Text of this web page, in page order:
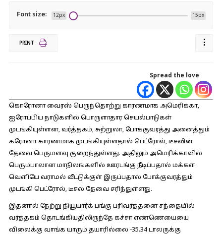
Font size: 12px 15px
PRINT
Spread the love
கொரோனா வைரஸ் பெருந்தொற்று காரணமாக அமெரிக்கா,
ஐரோப்பிய நாடுகளில் பொருளாதார செயல்பாடுகள்
முடங்கியுள்ளன, வர்த்தகம், சுற்றுலா, போக்குவரத்து அனைத்தும்
கரோனா காரணமாக முடங்கியுள்ளதால் பெட்ரோல், டீசலின்
தேவை பெருமளவு குறைந்துள்ளது. அதிலும் அமெரிக்காவில்
பெரும்பாலான மாநிலங்களில் ஊரடங்கு நீடிப்பதால் மக்கள்
வெளியே வராமல் வீ்ட்டுக்குள் இருப்பதால் போக்குவரத்தும்
முடங்கி பெட்ரோல், டீசல் தேவை சரிந்துள்ளது.
இதனால் நேற்று நியூயார்க் பங்கு பரிவர்த்தனை சந்தையில்
வர்த்தகம் தொடங்கியதிலிருந்தே கச்சா எண்ணெயையை
விலைக்கு வாங்க யாரும் தயாரில்லை -35.34 டாலருக்கு